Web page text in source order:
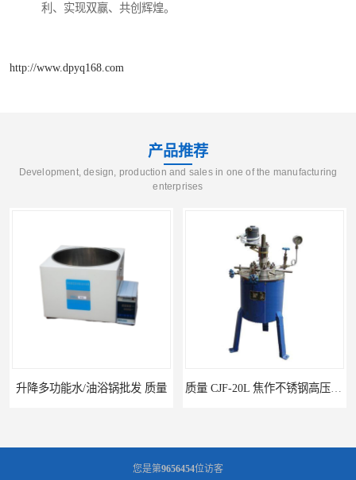
利、实现双赢、共创辉煌。
http://www.dpyq168.com
产品推荐
Development, design, production and sales in one of the manufacturing
enterprises
质量 CJF-20L 焦作不锈钢高压反应釜
您是第9656454位访客